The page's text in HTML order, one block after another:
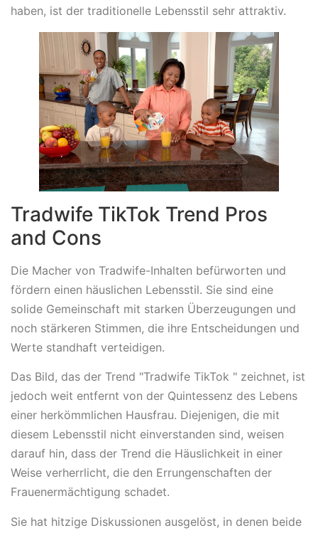
haben, ist der traditionelle Lebensstil sehr attraktiv.
Tradwife TikTok Trend Pros
and Cons
Die Macher von Tradwife-Inhalten befürworten und
fördern einen häuslichen Lebensstil. Sie sind eine
solide Gemeinschaft mit starken Überzeugungen und
noch stärkeren Stimmen, die ihre Entscheidungen und
Werte standhaft verteidigen.
Das Bild, das der Trend "Tradwife TikTok " zeichnet, ist
jedoch weit entfernt von der Quintessenz des Lebens
einer herkömmlichen Hausfrau. Diejenigen, die mit
diesem Lebensstil nicht einverstanden sind, weisen
darauf hin, dass der Trend die Häuslichkeit in einer
Weise verherrlicht, die den Errungenschaften der
Frauenermächtigung schadet.
Sie hat hitzige Diskussionen ausgelöst, in denen beide